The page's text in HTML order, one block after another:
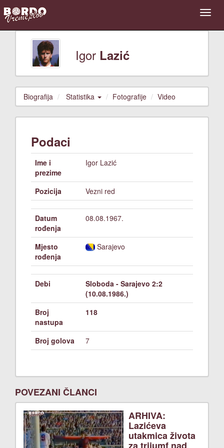
Igor Lazić
Biografija Statistika Fotografije Video
Podaci
Ime i
prezime
Igor Lazić
Pozicija Vezni red
Datum
rođenja
08.08.1967.
Mjesto
rođenja
Sarajevo
Debi
Sloboda - Sarajevo 2:2
(10.08.1986.)
Broj
nastupa
118
Broj golova 7
POVEZANI ČLANCI
ARHIVA:
Lazićeva
utakmica života
za trijumf nad